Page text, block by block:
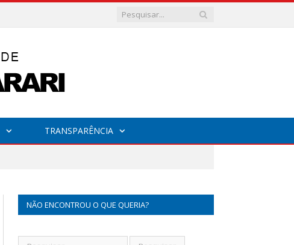
TRANSPARÊNCIA
NÃO ENCONTROU O QUE QUERIA?